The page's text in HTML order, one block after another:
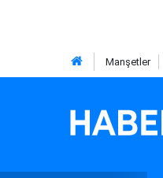
Manşetler